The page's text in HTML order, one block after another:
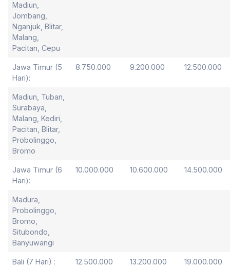
Madiun,
Jombang,
Nganjuk, Blitar,
Malang,
Pacitan, Cepu
Jawa Timur (5
Hari):
8.750.000 9.200.000 12.500.000
Madiun, Tuban,
Surabaya,
Malang, Kediri,
Pacitan, Blitar,
Probolinggo,
Bromo
Jawa Timur (6
Hari):
10.000.000 10.600.000 14.500.000
Madura,
Probolinggo,
Bromo,
Situbondo,
Banyuwangi
Bali (7 Hari) : 12.500.000 13.200.000 19.000.000